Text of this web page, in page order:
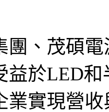
團、茂碩
益於LED
業實現營